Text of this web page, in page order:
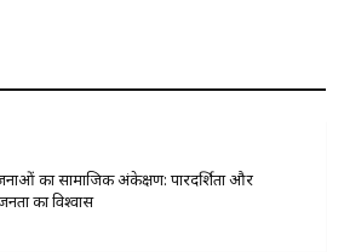
का सामाजिक अंकेक्षण: पारदर्शिता और
का विश्वास